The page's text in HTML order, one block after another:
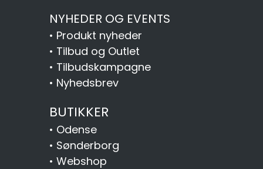
NYHEDER OG EVENTS
• Produkt nyheder
• Tilbud og Outlet
• Tilbudskampagne
• Nyhedsbrev
BUTIKKER
• Odense
• Sønderborg
• Webshop